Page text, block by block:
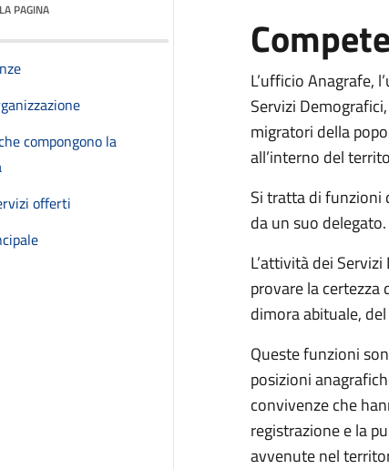
PAGINA
compongono la
offerti
L’ufficio Anagrafe,
Servizi
migratori della
all’interno del
Si tratta di funzioni
da un suo delegato.
L’attività dei
provare la certezza
dimora abituale,
Queste funzioni
posizioni
convivenze che
registrazione e la
avvenute nel